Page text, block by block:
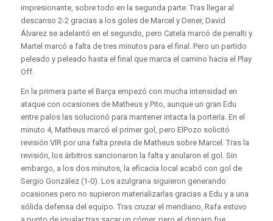
impresionante, sobre todo en la segunda parte. Tras llegar al
descanso 2-2 gracias a los goles de Marcel y Dener, David
Álvarez se adelantó en el segundo, pero Catela marcó de penalti y
Martel marcó a falta de tres minutos para el final. Pero un partido
peleado y peleado hasta el final que marca el camino hacia el Play
Off.
En la primera parte el Barça empezó con mucha intensidad en
ataque con ocasiones de Matheus y Pito, aunque un gran Edu
entre palos las solucionó para mantener intacta la portería. En el
minuto 4, Matheus marcó el primer gol, pero ElPozo solicitó
revisión VIR por una falta previa de Matheus sobre Marcel. Tras la
revisión, los árbitros sancionaron la falta y anularon el gol. Sin
embargo, a los dos minutos, la eficacia local acabó con gol de
Sergio González (1-0). Los azulgrana siguieron generando
ocasiones pero no supieron materializarlas gracias a Edu y a una
sólida defensa del equipo. Tras cruzar el meridiano, Rafa estuvo